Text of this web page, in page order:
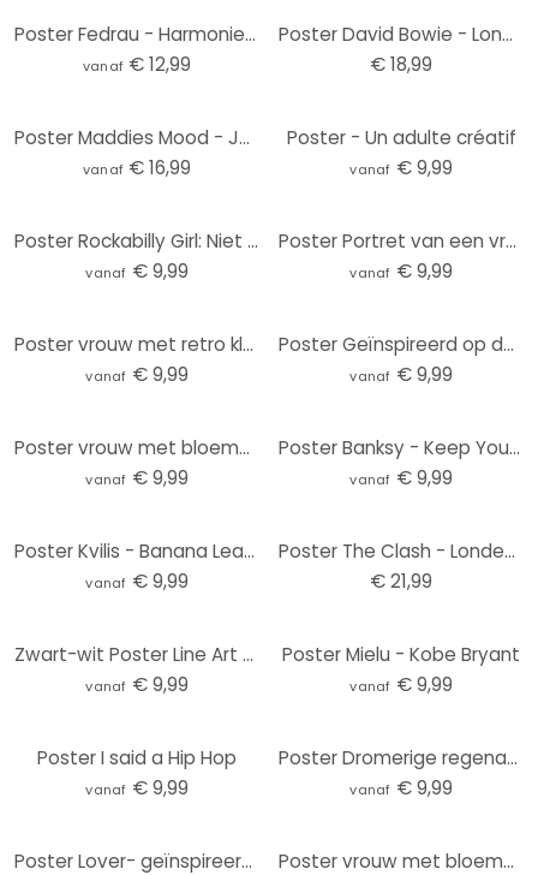
Poster Fedrau - Harmonie | Abstracte Kunst - Rond
vanaf € 12,99
Poster David Bowie - Londen 1977, Poster (59,4 x 84,1 cm)
€ 18,99
Poster Maddies Mood - Jota de jai - Rond
vanaf € 16,99
Poster - Un adulte créatif
vanaf € 9,99
Poster Rockabilly Girl: Niet jouw meisje - Oltmanns
vanaf € 9,99
Poster Portret van een vrouw - Vlindervrouw met bloemenkrans - Hülya
vanaf € 9,99
Poster vrouw met retro klaproos bloemen | portret kunst voor de woonkamer - Hülya
vanaf € 9,99
Poster Geïnspireerd op de film "Clockwork Orange" - Gomes
vanaf € 9,99
Poster vrouw met bloemen in haar haar - Hülya
vanaf € 9,99
Poster Banksy - Keep Your Coins
vanaf € 9,99
Poster Kvilis - Banana Leaf 02
vanaf € 9,99
Poster The Clash - Londen 1977, Poster (59,4 x 84 cm)
€ 21,99
Zwart-wit Poster Line Art - Diversiteit van vrouwelijkheid - Kerr-Dineen
vanaf € 9,99
Poster Mielu - Kobe Bryant
vanaf € 9,99
Poster I said a Hip Hop
vanaf € 9,99
Poster Dromerige regenachtige dag - Ermilkina
vanaf € 9,99
Poster Lover- geïnspireerd door Taylor Swift Poster vrouw met bloemenkroon en katten - Hülya